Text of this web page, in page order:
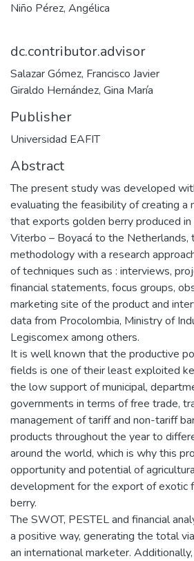
Niño Pérez, Angélica
dc.contributor.advisor
Salazar Gómez, Francisco Javier
Giraldo Hernández, Gina María
Publisher
Universidad EAFIT
Abstract
The present study was developed
evaluating the feasibility of creating a
that exports golden berry produced in
Viterbo – Boyacá to the Netherlands,
methodology with a research
of techniques such as : interviews,
financial statements, focus groups,
marketing site of the product and
data from Procolombia, Ministry of
Legiscomex among others.
It is well known that the productive
fields is one of their least exploited
the low support of municipal,
governments in terms of free trade,
management of tariff and non-tariff
products throughout the year to
around the world, which is why this
opportunity and potential of
development for the export of exotic
berry.
The SWOT, PESTEL and financial
a positive way, generating the total
an international marketer.